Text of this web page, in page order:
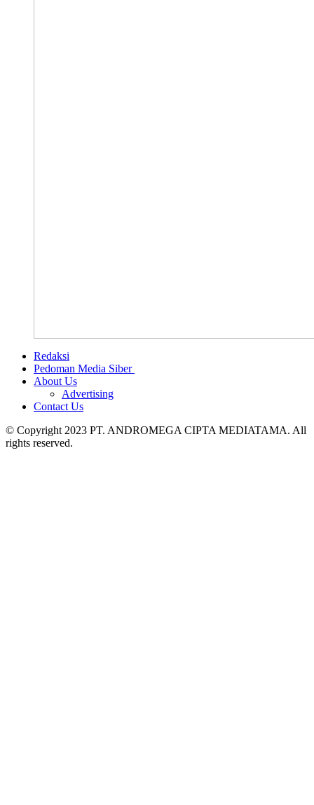
Redaksi
Pedoman Media Siber
About Us
Advertising
Contact Us
© Copyright 2023 PT. ANDROMEGA CIPTA MEDIATAMA. All
rights reserved.